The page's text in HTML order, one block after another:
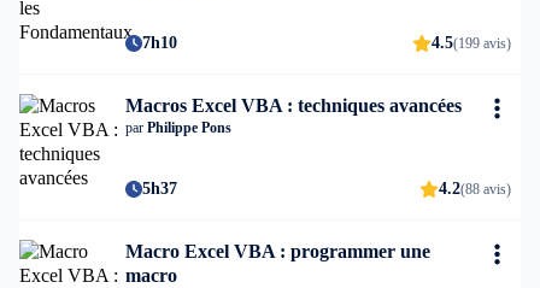
7h10 4.5(199 avis)
Macros Excel VBA : techniques avancées
par Philippe Pons
5h37 4.2(88 avis)
Macro Excel VBA : programmer une
macro